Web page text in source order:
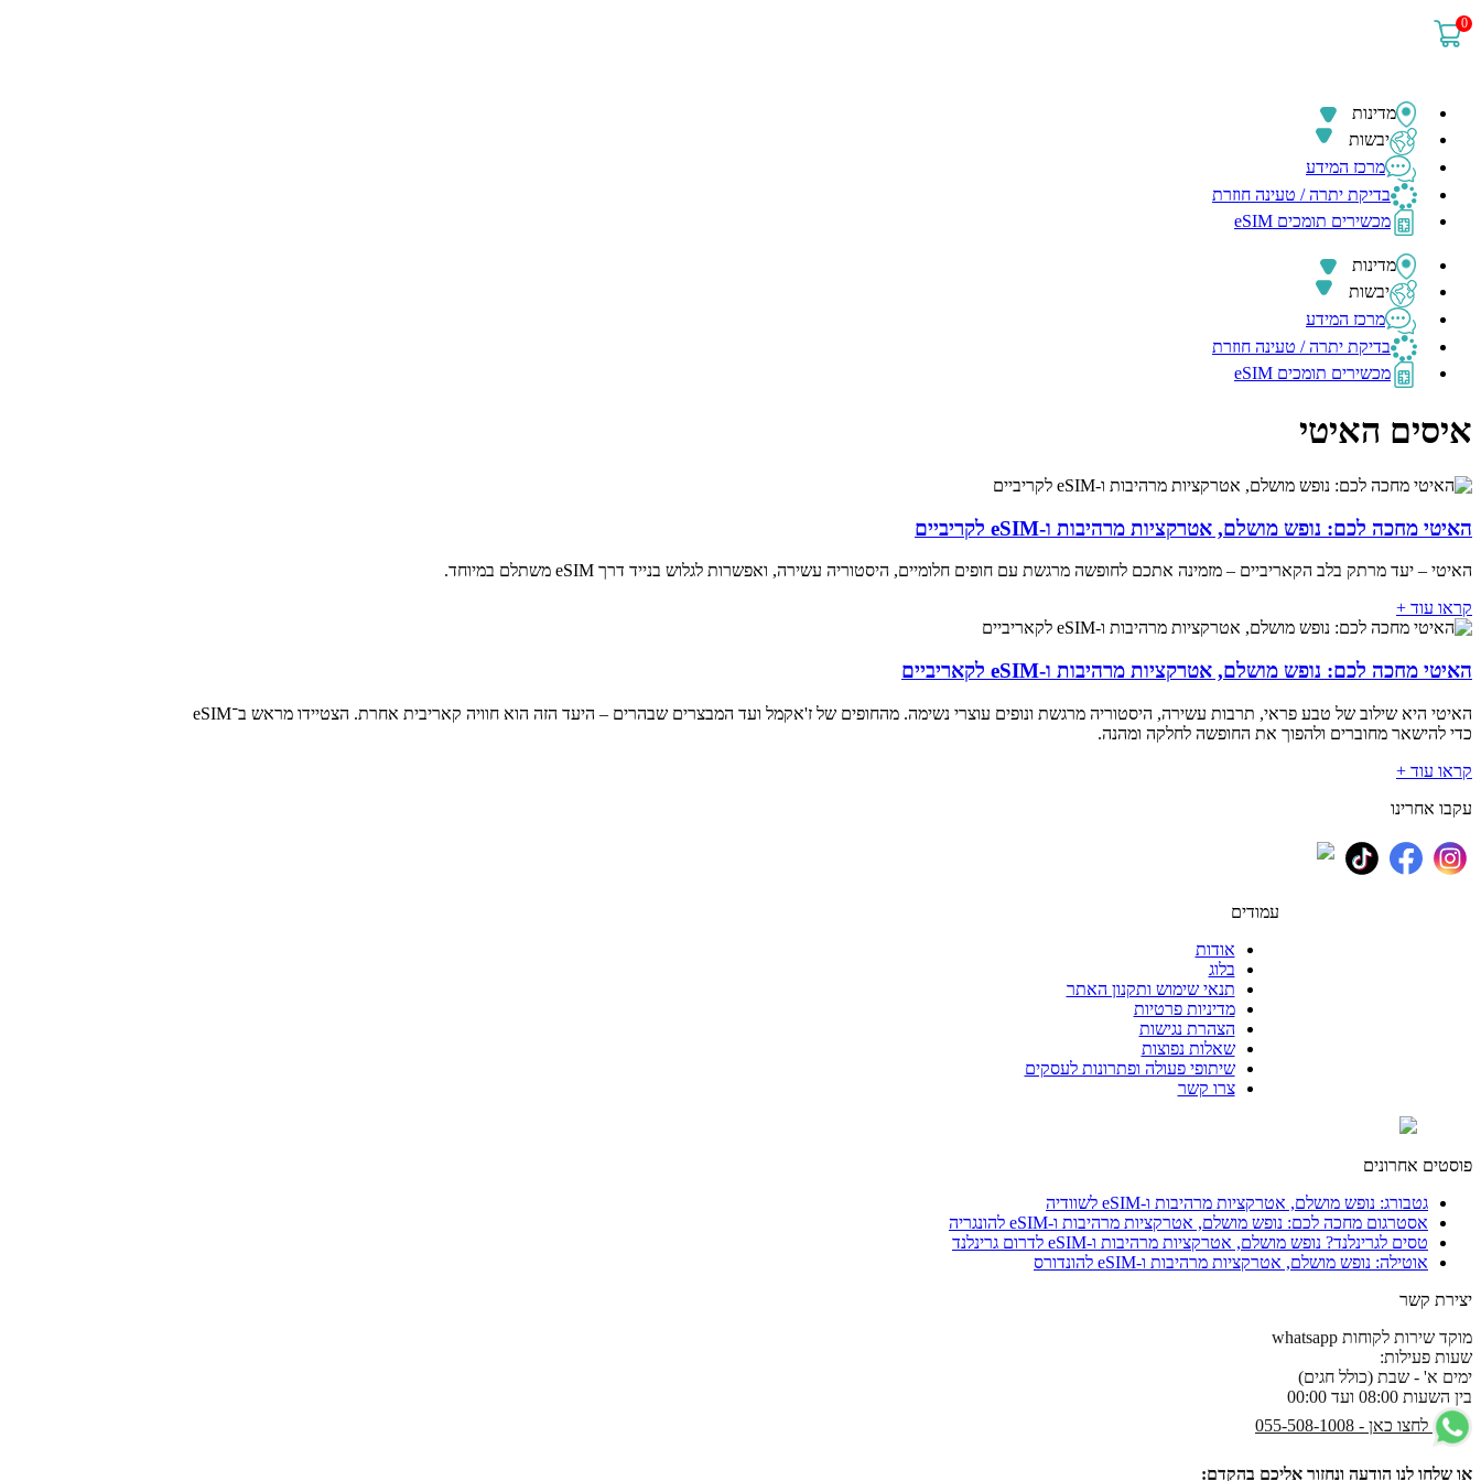
0
מדינות
יבשות
מרכז המידע
בדיקת יתרה / טעינה חוזרת
מכשירים תומכים eSIM
מדינות
יבשות
מרכז המידע
בדיקת יתרה / טעינה חוזרת
מכשירים תומכים eSIM
איסים האיטי
האיטי מחכה לכם: נופש מושלם, אטרקציות מרהיבות ו-eSIM לקריביים
האיטי – יעד מרתק בלב הקאריביים – מזמינה אתכם לחופשה מרגשת עם חופים חלומיים, היסטוריה עשירה, ואפשרות לגלוש בנייד דרך eSIM משתלם במיוחד.
קראו עוד +
האיטי מחכה לכם: נופש מושלם, אטרקציות מרהיבות ו-eSIM לקאריביים
האיטי היא שילוב של טבע פראי, תרבות עשירה, היסטוריה מרגשת ונופים עוצרי נשימה. מהחופים של ז'אקמל ועד המבצרים שבהרים – היעד הזה הוא חוויה קאריבית אחרת. הצטיידו מראש ב־eSIM
כדי להישאר מחוברים ולהפוך את החופשה לחלקה ומהנה.
קראו עוד +
עקבו אחרינו
עמודים
אודות
בלוג
תנאי שימוש ותקנון האתר
מדיניות פרטיות
הצהרת נגישות
שאלות נפוצות
שיתופי פעולה ופתרונות לעסקים
צרו קשר
פוסטים אחרונים
גטבורג: נופש מושלם, אטרקציות מרהיבות ו-eSIM לשוודיה
אסטרגום מחכה לכם: נופש מושלם, אטרקציות מרהיבות ו-eSIM להונגריה
טסים לגרינלנד? נופש מושלם, אטרקציות מרהיבות ו-eSIM לדרום גרינלנד
אוטילה: נופש מושלם, אטרקציות מרהיבות ו-eSIM להונדורס
יצירת קשר
מוקד שירות לקוחות whatsapp
שעות פעילות:
ימים א' - שבת (כולל חגים)
בין השעות 08:00 ועד 00:00
לחצו כאן - 055-508-1008
או שלחו לנו הודעה ונחזור אליכם בהקדם: